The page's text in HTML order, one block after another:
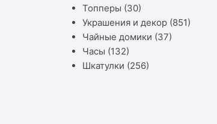
Топперы (30)
Украшения и декор (851)
Чайные домики (37)
Часы (132)
Шкатулки (256)